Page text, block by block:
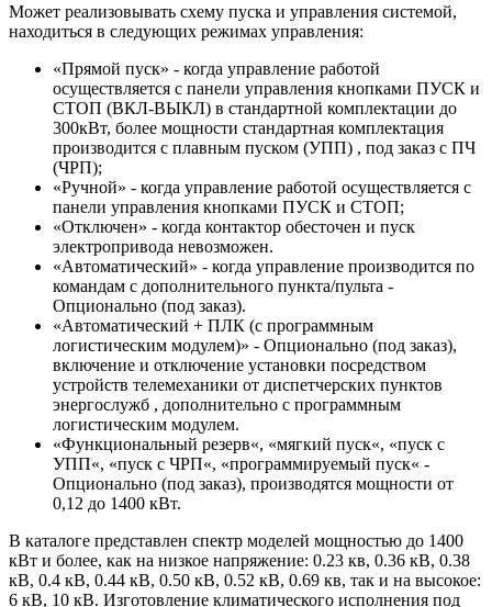
Может реализовывать схему пуска и управления системой,
находиться в следующих режимах управления:
«Прямой пуск» - когда управление работой
осуществляется с панели управления кнопками ПУСК и
СТОП (ВКЛ-ВЫКЛ) в стандартной комплектации до
300кВт, более мощности стандартная комплектация
производится с плавным пуском (УПП) , под заказ с ПЧ
(ЧРП);
«Ручной» - когда управление работой осуществляется с
панели управления кнопками ПУСК и СТОП;
«Отключен» - когда контактор обесточен и пуск
электропривода невозможен.
«Автоматический» - когда управление производится по
командам с дополнительного пункта/пульта -
Опционально (под заказ).
«Автоматический + ПЛК (с программным
логистическим модулем)» - Опционально (под заказ),
включение и отключение установки посредством
устройств телемеханики от диспетчерских пунктов
энергослужб , дополнительно с программным
логистическим модулем.
«Функциональный резерв«, «мягкий пуск«, «пуск с
УПП«, «пуск с ЧРП«, «программируемый пуск« -
Опционально (под заказ), производятся мощности от
0,12 до 1400 кВт.
В каталоге представлен спектр моделей мощностью до 1400
кВт и более, как на низкое напряжение: 0.23 кв, 0.36 кВ, 0.38
кВ, 0.4 кВ, 0.44 кВ, 0.50 кВ, 0.52 кВ, 0.69 кв, так и на высокое:
6 кВ, 10 кВ. Изготовление климатического исполнения под